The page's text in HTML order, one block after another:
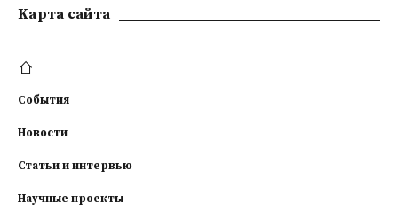
Kарта сайта
События
Новости
Статьи и интервью
Научные проекты